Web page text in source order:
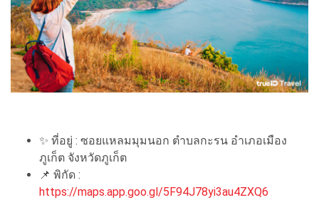
✨ ที่อยู่ : ซอยแหลมมุมนอก ตำบลกะรน อำเภอเมือง
ภูเก็ต จังหวัดภูเก็ต
📌 พิกัด :
https://maps.app.goo.gl/5F94J78yi3au4ZXQ6